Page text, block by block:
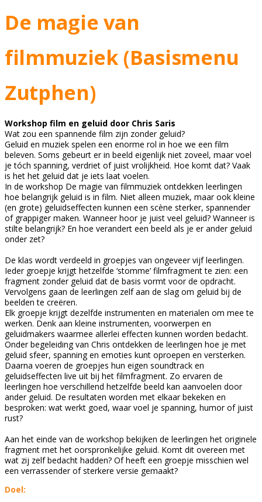
De magie van
filmmuziek (Basismenu
Zutphen)
Workshop film en geluid door Chris Saris
Wat zou een spannende film zijn zonder geluid?
Geluid en muziek spelen een enorme rol in hoe we een film
beleven. Soms gebeurt er in beeld eigenlijk niet zoveel, maar voel
je tóch spanning, verdriet of juist vrolijkheid. Hoe komt dat? Vaak
is het het geluid dat je iets laat voelen.
In de workshop De magie van filmmuziek ontdekken leerlingen
hoe belangrijk geluid is in film. Niet alleen muziek, maar ook kleine
(en grote) geluidseffecten kunnen een scène sterker, spannender
of grappiger maken. Wanneer hoor je juist veel geluid? Wanneer is
stilte belangrijk? En hoe verandert een beeld als je er ander geluid
onder zet?
De klas wordt verdeeld in groepjes van ongeveer vijf leerlingen.
Ieder groepje krijgt hetzelfde ‘stomme’ filmfragment te zien: een
fragment zonder geluid dat de basis vormt voor de opdracht.
Vervolgens gaan de leerlingen zelf aan de slag om geluid bij de
beelden te creëren.
Elk groepje krijgt dezelfde instrumenten en materialen om mee te
werken. Denk aan kleine instrumenten, voorwerpen en
geluidmakers waarmee allerlei effecten kunnen worden bedacht.
Onder begeleiding van Chris ontdekken de leerlingen hoe je met
geluid sfeer, spanning en emoties kunt oproepen en versterken.
Daarna voeren de groepjes hun eigen soundtrack en
geluidseffecten live uit bij het filmfragment. Zo ervaren de
leerlingen hoe verschillend hetzelfde beeld kan aanvoelen door
ander geluid. De resultaten worden met elkaar bekeken en
besproken: wat werkt goed, waar voel je spanning, humor of juist
rust?
Aan het einde van de workshop bekijken de leerlingen het originele
fragment met het oorspronkelijke geluid. Komt dit overeen met
wat zij zelf bedacht hadden? Of heeft een groepje misschien wel
een verrassender of sterkere versie gemaakt?
Doel: